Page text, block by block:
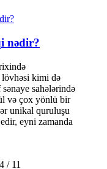
nədir?
lövhəsi kimi də
sənaye sahələrində
və çox yönlü bir
unikal quruluşu
eyni zamanda
/ 11